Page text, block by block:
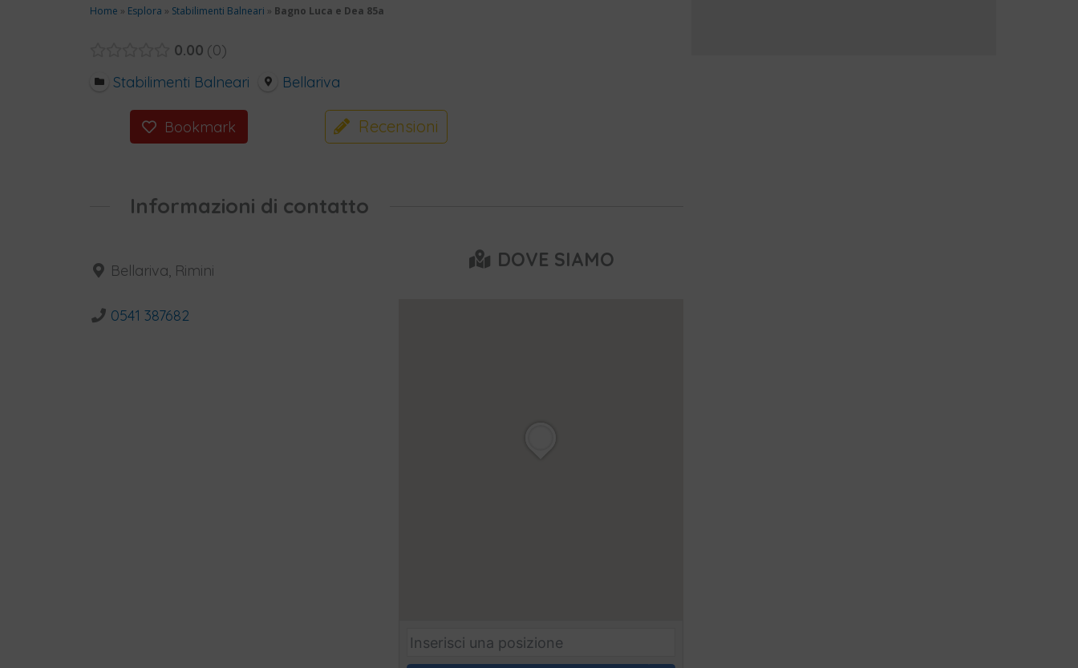
Home » Esplora » Stabilimenti Balneari » Bagno Luca e Dea 85a
0.00 0
Stabilimenti Balneari
Bellariva
Bookmark Recensioni
Informazioni di contatto
Bellariva, Rimini
0541 387682
DOVE SIAMO